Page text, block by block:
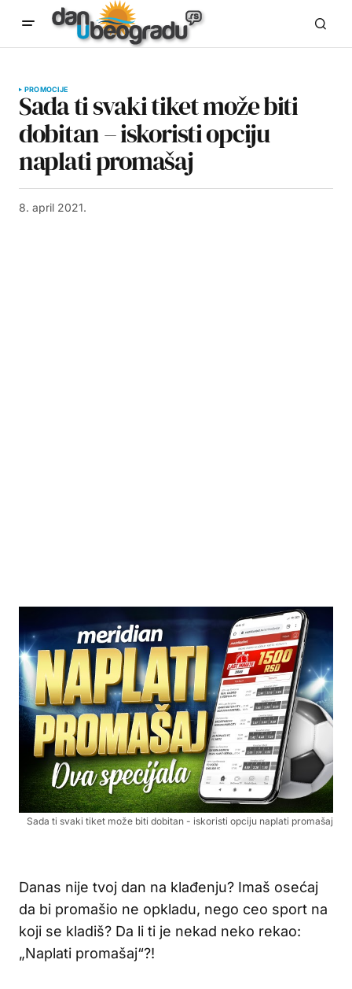
PROMOCIJE
Sada ti svaki tiket može biti
dobitan – iskoristi opciju
naplati promašaj
8. april 2021.
Sada ti svaki tiket može biti dobitan - iskoristi opciju naplati promašaj
Danas nije tvoj dan na klađenju? Imaš osećaj
da bi promašio ne opkladu, nego ceo sport na
koji se kladiš? Da li ti je nekad neko rekao:
„Naplati promašaj“?!